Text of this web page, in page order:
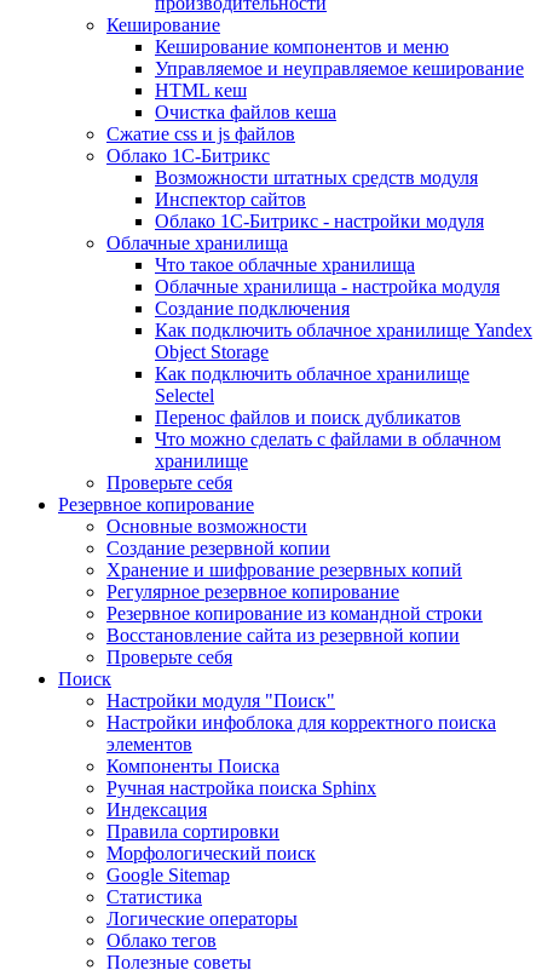
Кеширование
Кеширование компонентов и меню
Управляемое и неуправляемое кеширование
HTML кеш
Очистка файлов кеша
Сжатие css и js файлов
Облако 1С-Битрикс
Возможности штатных средств модуля
Инспектор сайтов
Облако 1С-Битрикс - настройки модуля
Облачные хранилища
Что такое облачные хранилища
Облачные хранилища - настройка модуля
Создание подключения
Как подключить облачное хранилище Yandex
Object Storage
Как подключить облачное хранилище
Selectel
Перенос файлов и поиск дубликатов
Что можно сделать с файлами в облачном
хранилище
Проверьте себя
Резервное копирование
Основные возможности
Создание резервной копии
Хранение и шифрование резервных копий
Регулярное резервное копирование
Резервное копирование из командной строки
Восстановление сайта из резервной копии
Проверьте себя
Поиск
Настройки модуля "Поиск"
Настройки инфоблока для корректного поиска
элементов
Компоненты Поиска
Ручная настройка поиска Sphinx
Индексация
Правила сортировки
Морфологический поиск
Google Sitemap
Статистика
Логические операторы
Облако тегов
Полезные советы